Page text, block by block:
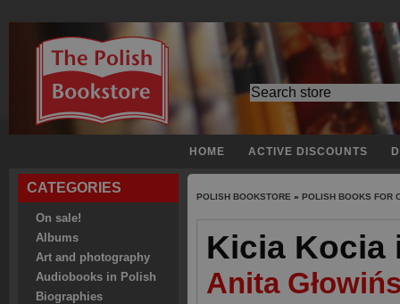
HOME ACTIVE DISCOUNTS
CATEGORIES
On sale!
Albums
Art and photography
Audiobooks in Polish
Biographies
POLISH BOOKSTORE » POLISH BOOKS FOR
Kicia Kocia
Anita